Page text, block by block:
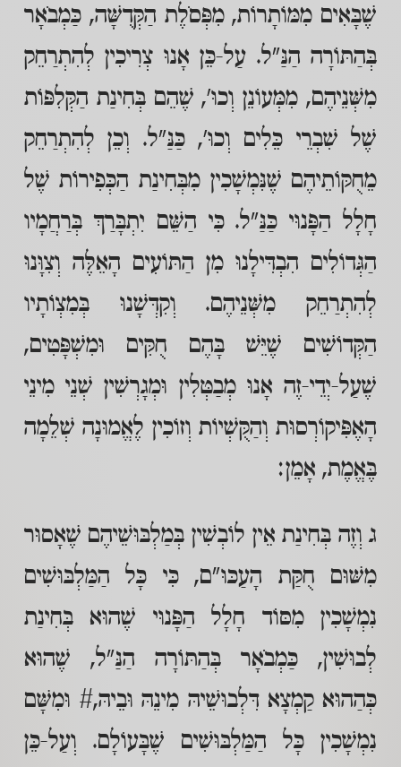
שֶׁבָּאִים מִמּוֹתָרוֹת, מִפְּסֹלֶת הַקְּדֻשָּׁה, כַּמְבֹאָר
בְּהַתּוֹרָה הַנַּ"ל. עַל-כֵּן אָנוּ צְרִיכִין לְהִתְרַחֵק
מִשְּׁנֵיהֶם, מִמְּעוֹנֵן וְכוּ', שֶׁהֵם בְּחִינַת הַקְּלִפּוֹת
שֶׁל שִׁבְרֵי כֵּלִים וְכוּ', כַּנַּ"ל. וְכֵן לְהִתְרַחֵק
מֵחֻקּוֹתֵיהֶם שֶׁנִּמְשָׁכִין מִבְּחִינַת הַכְּפִירוֹת שֶׁל
חָלָל הַפָּנוּי כַּנַּ"ל. כִּי הַשֵּׁם יִתְבָּרַךְ בְּרַחֲמָיו
הַגְּדוֹלִים הִבְדִּילָנוּ מִן הַתּוֹעִים הָאֵלֶּה וְצִוָּנוּ
לְהִתְרַחֵק מִשְּׁנֵיהֶם. וְקִדְּשָׁנוּ בְּמִצְוֹתָיו
הַקְּדוֹשִׁים שֶׁיֵּשׁ בָּהֶם חֻקִּים וּמִשְׁפָּטִים,
שֶׁעַל-יְדֵי-זֶה אָנוּ מְבַטְּלִין וּמְגָרְשִׁין שְׁנֵי מִינֵי
הָאֶפִּיקוֹרְסוּת וְהַקֻּשְׁיוֹת וְזוֹכִין לֶאֱמוּנָה שְׁלֵמָה
בֶּאֱמֶת, אָמֵן:
ג וְזֶה בְּחִינַת אֵין לוֹבְשִׁין בְּמַלְבּוּשֵׁיהֶם שֶׁאָסוּר
מִשּׁוּם חֻקַּת הָעַכּוּ"ם, כִּי כָּל הַמַּלְבּוּשִׁים
נִמְשָׁכִין מִסּוֹד חָלָל הַפָּנוּי שֶׁהוּא בְּחִינַת
לְבוּשִׁין, כַּמְבֹאָר בְּהַתּוֹרָה הַנַּ"ל, שֶׁהוּא
כְּהַהוּא קַמְצָא דִּלְבוּשֵׁיהּ מִינֵהּ וּבֵיהּ,# וּמִשָּׁם
נִמְשָׁכִין כָּל הַמַּלְבּוּשִׁים שֶׁבָּעוֹלָם. וְעַל-כֵּן